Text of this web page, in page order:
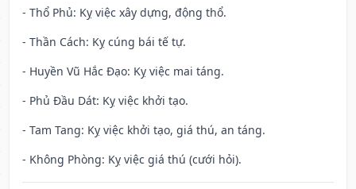
- Thổ Phủ: Kỵ việc xây dựng, động thổ.
- Thần Cách: Kỵ cúng bái tế tự.
- Huyền Vũ Hắc Đạo: Kỵ việc mai táng.
- Phủ Đầu Dát: Kỵ việc khởi tạo.
- Tam Tang: Kỵ việc khởi tạo, giá thú, an táng.
- Không Phòng: Kỵ việc giá thú (cưới hỏi).